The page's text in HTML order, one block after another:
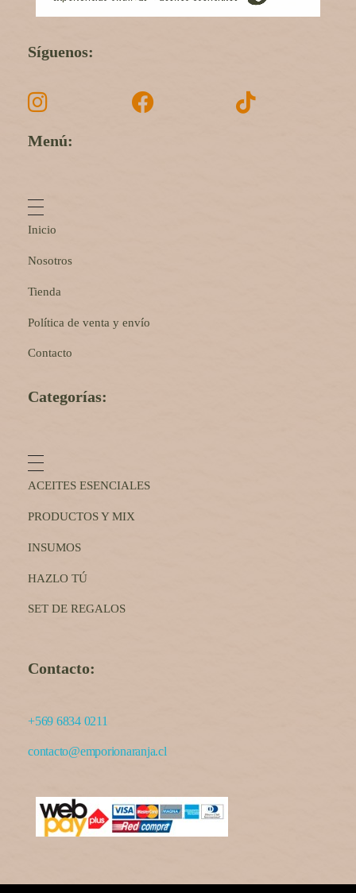
Síguenos:
Menú:
Inicio
Nosotros
Tienda
Política de venta y envío
Contacto
Categorías:
ACEITES ESENCIALES
PRODUCTOS Y MIX
INSUMOS
HAZLO TÚ
SET DE REGALOS
Contacto:
+569 6834 0211
contacto@emporionaranja.cl